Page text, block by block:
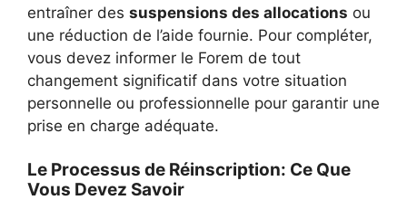
entraîner des suspensions des allocations ou
une réduction de l’aide fournie. Pour compléter,
vous devez informer le Forem de tout
changement significatif dans votre situation
personnelle ou professionnelle pour garantir une
prise en charge adéquate.
Le Processus de Réinscription: Ce Que
Vous Devez Savoir